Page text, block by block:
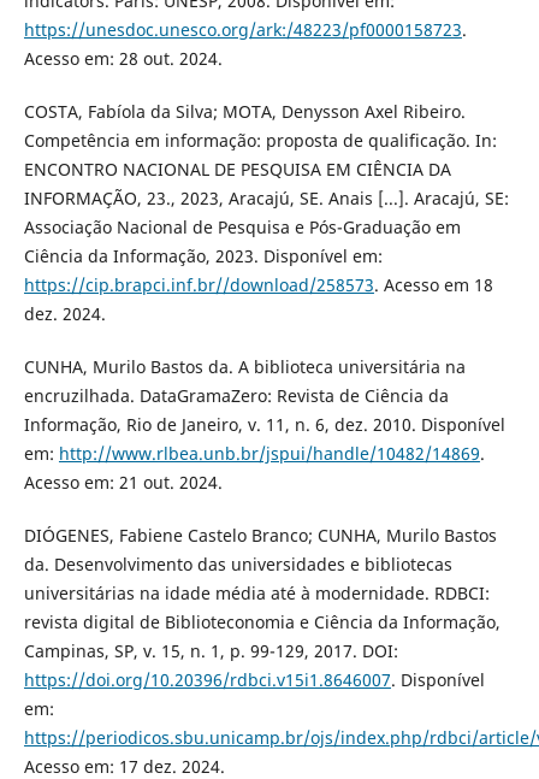
https://unesdoc.unesco.org/ark:/48223/pf0000158723.
Acesso em: 28 out. 2024.
COSTA, Fabíola da Silva; MOTA, Denysson Axel Ribeiro.
Competência em informação: proposta de qualificação. In:
ENCONTRO NACIONAL DE PESQUISA EM CIÊNCIA DA
INFORMAÇÃO, 23., 2023, Aracajú, SE. Anais [...]. Aracajú, SE:
Associação Nacional de Pesquisa e Pós-Graduação em
Ciência da Informação, 2023. Disponível em:
https://cip.brapci.inf.br//download/258573. Acesso em 18
dez. 2024.
CUNHA, Murilo Bastos da. A biblioteca universitária na
encruzilhada. DataGramaZero: Revista de Ciência da
Informação, Rio de Janeiro, v. 11, n. 6, dez. 2010. Disponível
em: http://www.rlbea.unb.br/jspui/handle/10482/14869.
Acesso em: 21 out. 2024.
DIÓGENES, Fabiene Castelo Branco; CUNHA, Murilo Bastos
da. Desenvolvimento das universidades e bibliotecas
universitárias na idade média até à modernidade. RDBCI:
revista digital de Biblioteconomia e Ciência da Informação,
Campinas, SP, v. 15, n. 1, p. 99-129, 2017. DOI:
https://doi.org/10.20396/rdbci.v15i1.8646007. Disponível
em:
https://periodicos.sbu.unicamp.br/ojs/index.php/rdbci/article/
Acesso em: 17 dez. 2024.